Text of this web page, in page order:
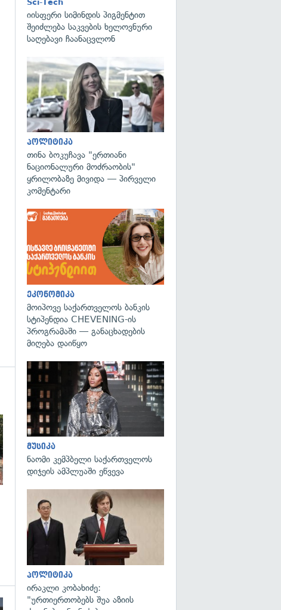
გადახედვა
Sci-Tech
იისფერი სიმინდის პიგმენტით
შეიძლება საკვების ხელოვნური
საღებავი ჩაანაცვლონ
პოლიტიკა
თინა ბოკუჩავა "ერთიანი
ნაციონალური მოძრაობის"
ყრილობაზე მივიდა — პირველი
კომენტარი
ეკონომიკა
მოიპოვე საქართველოს ბანკის
სტიპენდია CHEVENING-ის
პროგრამაში — განაცხადების
მიღება დაიწყო
მუსიკა
ნაომი კემპბელი საქართველოს
დიჯეის ამპლუაში ეწვევა
პოლიტიკა
ირაკლი კობახიძე:
"ურთიერთობებს შუა აზიის